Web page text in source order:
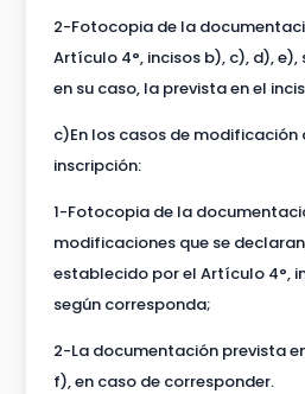
2-Fotocopia de la
Artículo 4°, incisos b), c), d),
en su caso, la prevista en el
c)En los casos de modificación
inscripción:
1-Fotocopia de la
modificaciones que se
establecido por el Artículo 4°,
según corresponda;
2-La documentación prevista
f), en caso de corresponder.